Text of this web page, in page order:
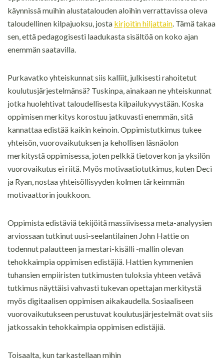
käynnissä muihin alustatalouden aloihin verrattavissa oleva
taloudellinen kilpajuoksu, josta kirjoitin hiljattain . Tämä takaa
sen, että pedagogisesti laadukasta sisältöä on koko ajan
enemmän saatavilla.
Purkavatko yhteiskunnat siis kalliit, julkisesti rahoitetut
koulutusjärjestelmänsä? Tuskinpa, ainakaan ne yhteiskunnat
jotka huolehtivat taloudellisesta kilpailukyvystään. Koska
oppimisen merkitys korostuu jatkuvasti enemmän, sitä
kannattaa edistää kaikin keinoin. Oppimistutkimus tukee
yhteisön, vuorovaikutuksen ja kehollisen läsnäolon
merkitystä oppimisessa, joten pelkkä tietoverkon ja yksilön
vuorovaikutus ei riitä. Myös motivaatiotutkimus, kuten Deci
ja Ryan, nostaa yhteisöllisyyden kolmen tärkeimmän
motivaattorin joukkoon.
Oppimista edistäviä tekijöitä massiivisessa meta-analyysien
arviossaan tutkinut uusi-seelantilainen John Hattie on
todennut palautteen ja mestari-kisälli -mallin olevan
tehokkaimpia oppimisen edistäjiä. Hattien kymmenien
tuhansien empiiristen tutkimusten tuloksia yhteen vetävä
tutkimus näyttäisi vahvasti tukevan opettajan merkitystä
myös digitaalisen oppimisen aikakaudella. Sosiaaliseen
vuorovaikutukseen perustuvat koulutusjärjestelmät ovat siis
jatkossakin tehokkaimpia oppimisen edistäjiä.
Toisaalta, kun tarkastellaan mihin